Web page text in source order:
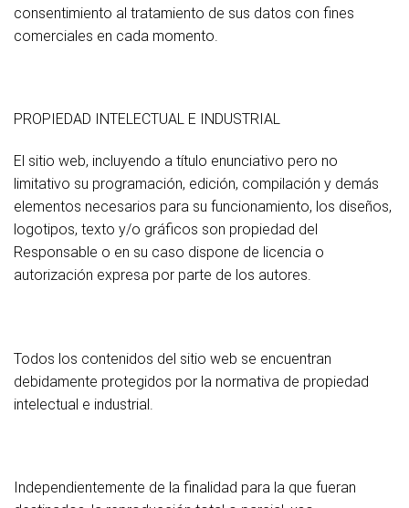
consentimiento al tratamiento de sus datos con fines
comerciales en cada momento.
PROPIEDAD INTELECTUAL E INDUSTRIAL
El sitio web, incluyendo a título enunciativo pero no
limitativo su programación, edición, compilación y demás
elementos necesarios para su funcionamiento, los diseños,
logotipos, texto y/o gráficos son propiedad del
Responsable o en su caso dispone de licencia o
autorización expresa por parte de los autores.
Todos los contenidos del sitio web se encuentran
debidamente protegidos por la normativa de propiedad
intelectual e industrial.
Independientemente de la finalidad para la que fueran